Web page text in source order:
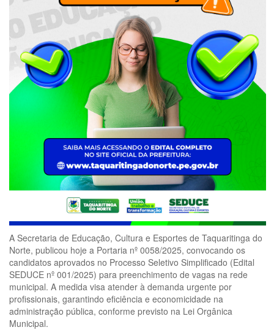
A Secretaria de Educação, Cultura e Esportes de Taquaritinga do
Norte, publicou hoje a Portaria nº 0058/2025, convocando os
candidatos aprovados no Processo Seletivo Simplificado (Edital
SEDUCE nº 001/2025) para preenchimento de vagas na rede
municipal. A medida visa atender à demanda urgente por
profissionais, garantindo eficiência e economicidade na
administração pública, conforme previsto na Lei Orgânica
Municipal.